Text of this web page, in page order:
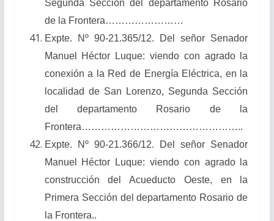
Segunda Sección del departamento Rosario
de la Frontera……………………
Expte. Nº 90-21.365/12. Del señor Senador
Manuel Héctor Luque: viendo con agrado la
conexión a la Red de Energía Eléctrica, en la
localidad de San Lorenzo, Segunda Sección
del departamento Rosario de la
Frontera…………………………………………..
Expte. Nº 90-21.366/12. Del señor Senador
Manuel Héctor Luque: viendo con agrado la
construcción del Acueducto Oeste, en la
Primera Sección del departamento Rosario de
la Frontera..